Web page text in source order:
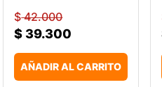
$42.000
$39.300
AÑADIR AL CARRITO